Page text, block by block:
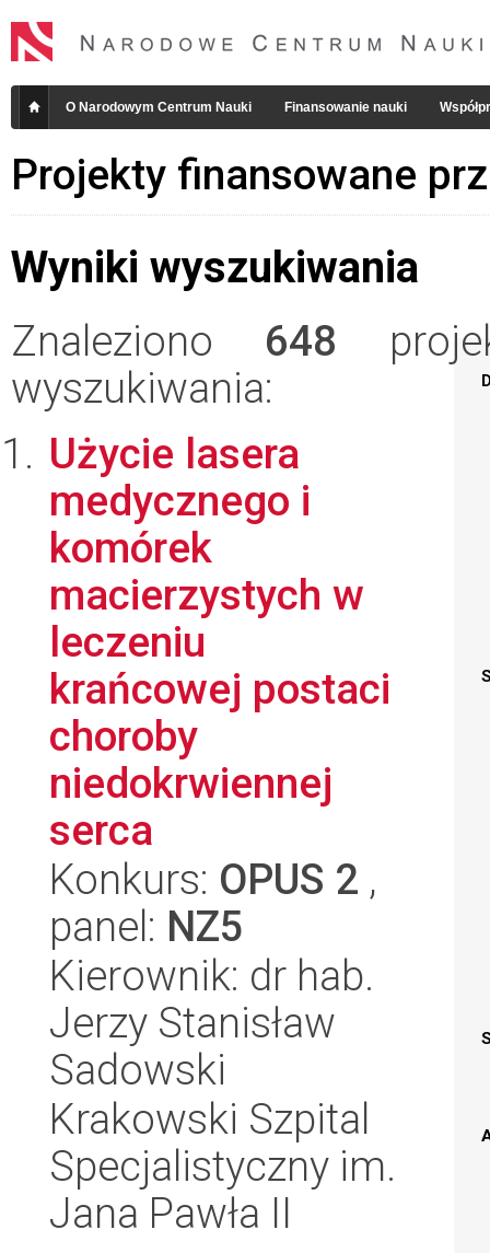
O Narodowym Centrum Nauki Finansowanie nauki
Projekty finansowane
Wyniki wyszukiwania
Znaleziono 648
wyszukiwania:
Użycie lasera
medycznego i
komórek
macierzystych w
leczeniu
krańcowej postaci
choroby
niedokrwiennej
serca
Konkurs: OPUS 2 ,
panel: NZ5
Kierownik: dr hab.
Jerzy Stanisław
Sadowski
Krakowski Szpital
Specjalistyczny im.
Jana Pawła II